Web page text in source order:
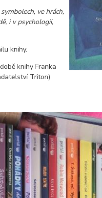
ve hrách,
i v psychologii,
knihy.
knihy Franka
Triton)